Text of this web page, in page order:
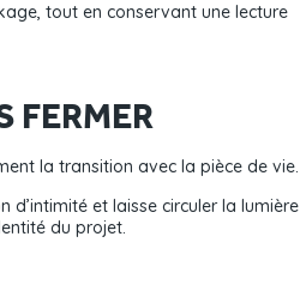
tout en conservant une lecture
FERMER
la transition avec la pièce de vie.
et laisse circuler la lumière
du projet.